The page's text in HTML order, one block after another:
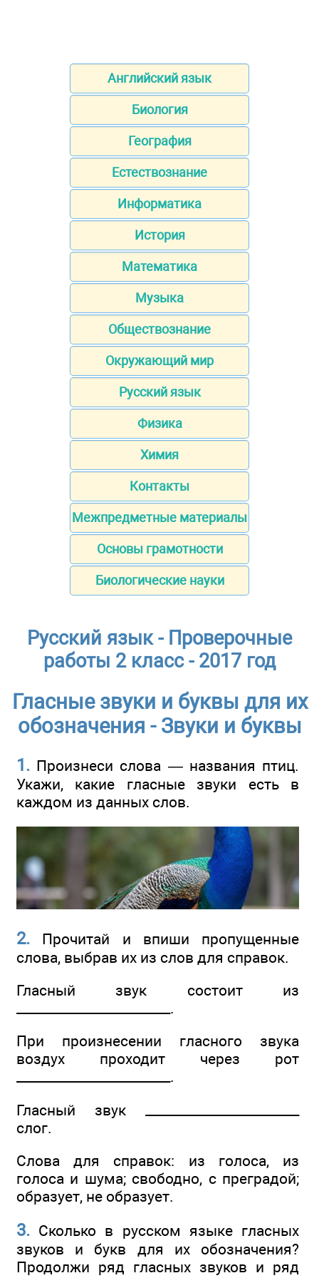
Английский язык
Биология
География
Естествознание
Информатика
История
Математика
Музыка
Обществознание
Окружающий мир
Русский язык
Физика
Химия
Контакты
Межпредметные материалы
Основы грамотности
Биологические науки
Русский язык - Проверочные
работы 2 класс - 2017 год
Гласные звуки и буквы для их
обозначения - Звуки и буквы
1. Произнеси слова — названия птиц.
Укажи, какие гласные звуки есть в
каждом из данных слов.
2. Прочитай и впиши пропущенные
слова, выбрав их из слов для справок.
Гласный звук состоит из
________________________.
При произнесении гласного звука
воздух проходит через рот
________________________.
Гласный звук ________________________
слог.
Слова для справок: из голоса, из
голоса и шума; свободно, с преградой;
образует, не образует.
3. Сколько в русском языке гласных
звуков и букв для их обозначения?
Продолжи ряд гласных звуков и ряд